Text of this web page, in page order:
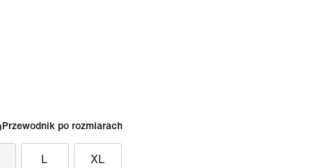
Przewodnik po rozmiarach
L XL